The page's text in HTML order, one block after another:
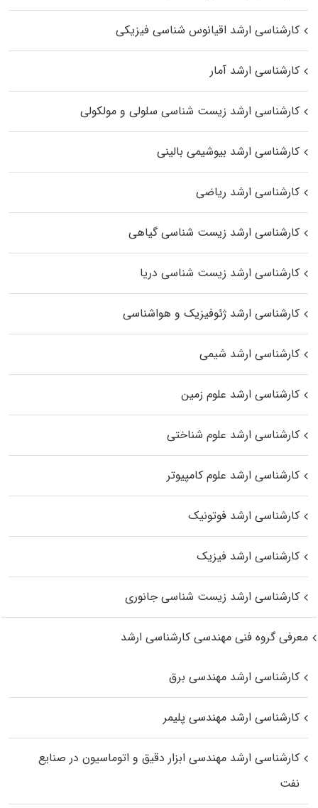
کارشناسی ارشد اقیانوس‌ شناسی فیزیکی
کارشناسی ارشد آمار
کارشناسی ارشد زیست شناسی سلولی و مولکولی
کارشناسی ارشد بیوشیمی بالینی
کارشناسی ارشد ریاضی
کارشناسی ارشد زیست‌ شناسی گیاهی
کارشناسی ارشد زیست‌ شناسی دریا
کارشناسی ارشد ژئوفیزیک و هواشناسی
کارشناسی ارشد شیمی
کارشناسی ارشد علوم زمین
کارشناسی ارشد علوم شناختی
کارشناسی ارشد علوم کامپیوتر
کارشناسی ارشد فوتونیک
کارشناسی ارشد فیزیک
کارشناسی ارشد زیست‌ شناسی جانوری
معرفی گروه فنی مهندسی کارشناسی ارشد
کارشناسی ارشد مهندسی برق
کارشناسی ارشد مهندسی پلیمر
کارشناسی ارشد مهندسی ابزار دقیق و اتوماسیون در صنایع
نفت